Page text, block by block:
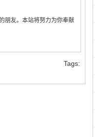
朋友。本站将努力为你奉献
Tags: